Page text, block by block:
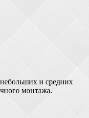
и средних
монтажа.